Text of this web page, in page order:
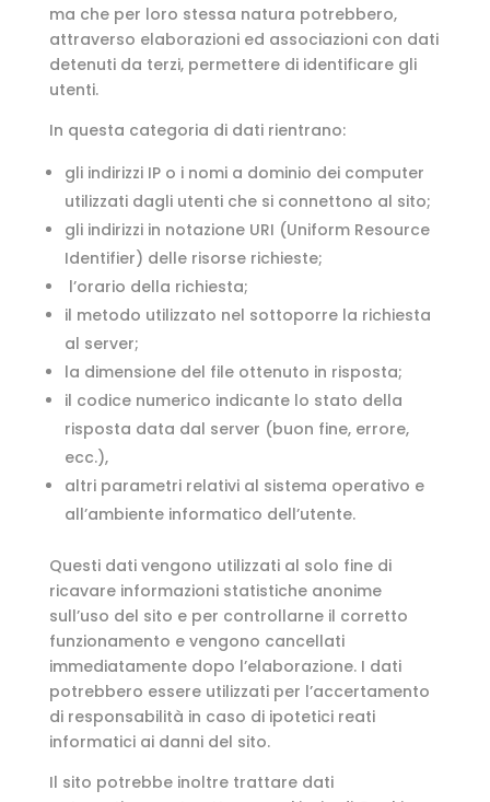
ma che per loro stessa natura potrebbero,
attraverso elaborazioni ed associazioni con dati
detenuti da terzi, permettere di identificare gli
utenti.
In questa categoria di dati rientrano:
gli indirizzi IP o i nomi a dominio dei computer
utilizzati dagli utenti che si connettono al sito;
gli indirizzi in notazione URI (Uniform Resource
Identifier) delle risorse richieste;
l’orario della richiesta;
il metodo utilizzato nel sottoporre la richiesta
al server;
la dimensione del file ottenuto in risposta;
il codice numerico indicante lo stato della
risposta data dal server (buon fine, errore,
ecc.),
altri parametri relativi al sistema operativo e
all’ambiente informatico dell’utente.
Questi dati vengono utilizzati al solo fine di
ricavare informazioni statistiche anonime
sull’uso del sito e per controllarne il corretto
funzionamento e vengono cancellati
immediatamente dopo l’elaborazione. I dati
potrebbero essere utilizzati per l’accertamento
di responsabilità in caso di ipotetici reati
informatici ai danni del sito.
Il sito potrebbe inoltre trattare dati